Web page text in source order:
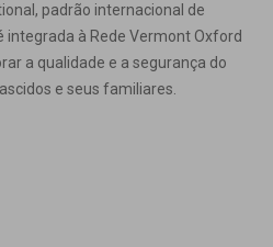
padrão internacional de
integrada à Rede Vermont Oxford
a qualidade e a segurança do
e seus familiares.